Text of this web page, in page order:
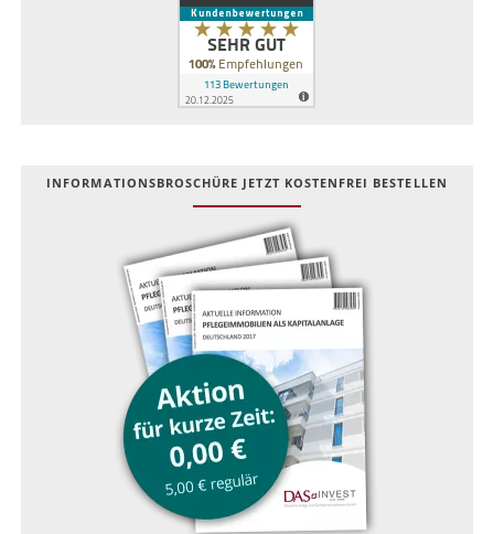
INFOR­MATIONS­BROSCHÜRE JETZT KOSTEN­FREI BESTELLEN